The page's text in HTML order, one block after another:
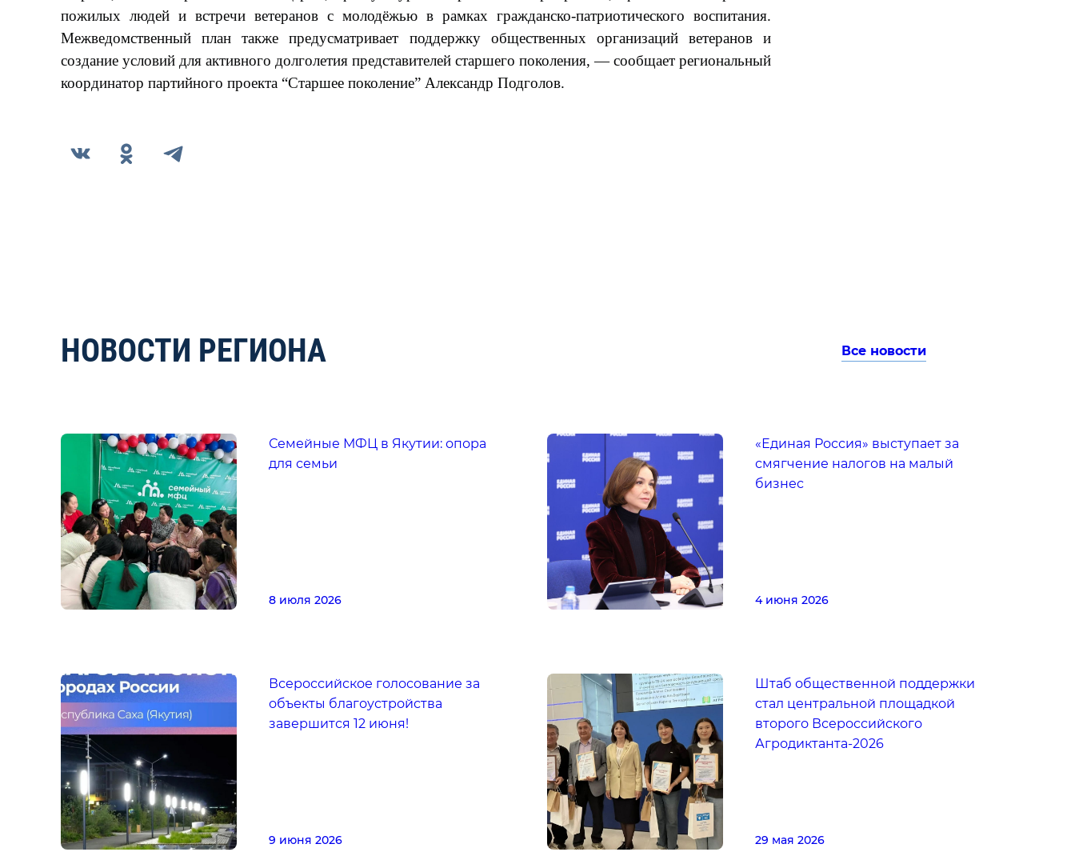
пожилых людей и встречи ветеранов с молодёжью в рамках гражданско-патриотического воспитания.
Межведомственный план также предусматривает поддержку общественных организаций ветеранов и
создание условий для активного долголетия представителей старшего поколения, — сообщает региональный
координатор партийного проекта “Старшее поколение” Александр Подголов.
НОВОСТИ РЕГИОНА Все новости
Семейные МФЦ в Якутии: опора
для семьи
8 июля 2026
Всероссийское голосование за
объекты благоустройства
завершится 12 июня!
9 июня 2026
«Единая Россия» выступает за
смягчение налогов на малый
бизнес
4 июня 2026
Штаб общественной поддержки
стал центральной площадкой
второго Всероссийского
Агродиктанта-2026
29 мая 2026